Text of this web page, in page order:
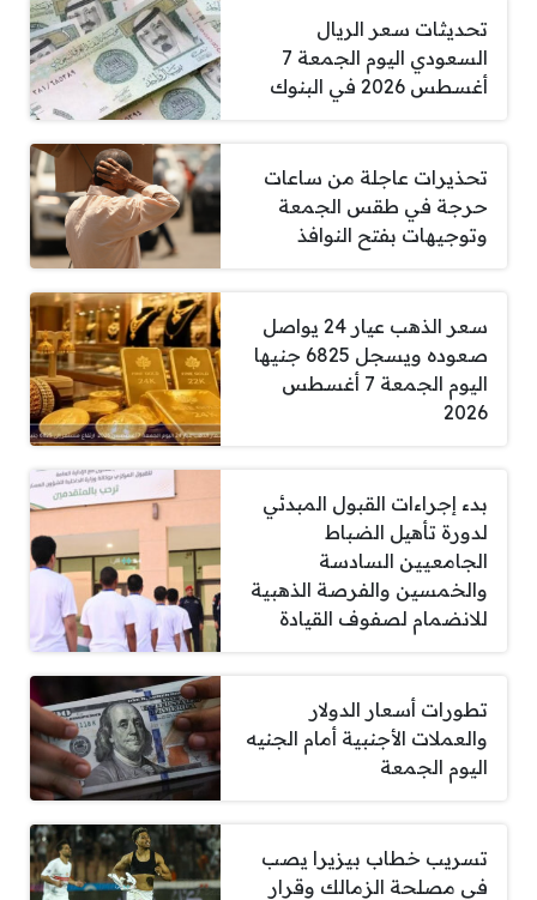
تحديثات سعر الريال
السعودي اليوم الجمعة 7
أغسطس 2026 في البنوك
تحذيرات عاجلة من ساعات
حرجة في طقس الجمعة
وتوجيهات بفتح النوافذ
سعر الذهب عيار 24 يواصل
صعوده ويسجل 6825 جنيها
اليوم الجمعة 7 أغسطس
2026
بدء إجراءات القبول المبدئي
لدورة تأهيل الضباط
الجامعيين السادسة
والخمسين والفرصة الذهبية
للانضمام لصفوف القيادة
تطورات أسعار الدولار
والعملات الأجنبية أمام الجنيه
اليوم الجمعة
تسريب خطاب بيزيرا يصب
في مصلحة الزمالك وقرار